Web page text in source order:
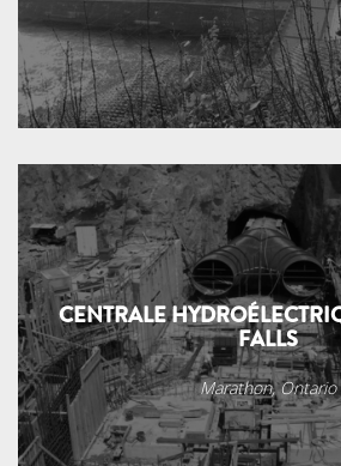
CENTRALE
FALLS
Marathon, Ontario